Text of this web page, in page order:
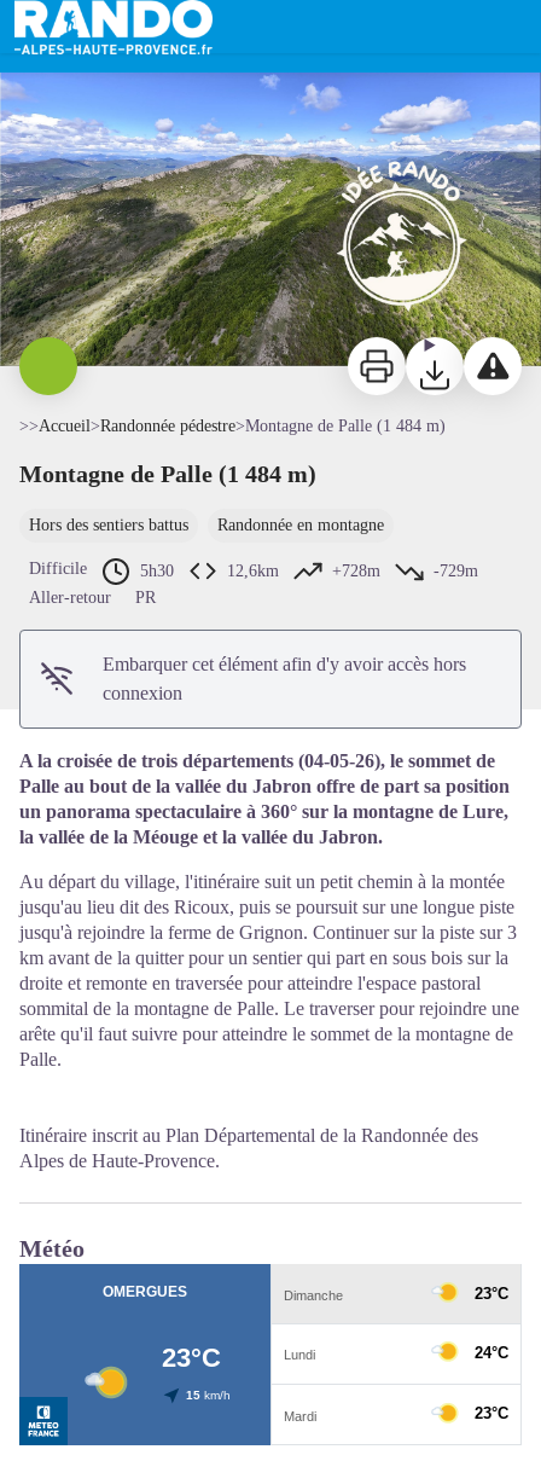
Montagne de Palle (1 484 m)
Montagne de Palle - CD04
ImprimerTéléchargerSignaler
>>Accueil>Randonnée pédestre>Montagne de Palle (1 484 m)
Montagne de Palle (1 484 m)
Hors des sentiers battus Randonnée en montagne
Difficile 5h30 12,6km +728m
-729m
Aller-retour
PR
Embarquer cet élément afin d'y avoir accès hors
connexion
A la croisée de trois départements (04-05-26), le sommet de
Palle au bout de la vallée du Jabron offre de part sa position
un panorama spectaculaire à 360° sur la montagne de Lure,
la vallée de la Méouge et la vallée du Jabron.
Au départ du village, l'itinéraire suit un petit chemin à la montée
jusqu'au lieu dit des Ricoux, puis se poursuit sur une longue piste
jusqu'à rejoindre la ferme de Grignon. Continuer sur la piste sur 3
km avant de la quitter pour un sentier qui part en sous bois sur la
droite et remonte en traversée pour atteindre l'espace pastoral
sommital de la montagne de Palle. Le traverser pour rejoindre une
arête qu'il faut suivre pour atteindre le sommet de la montagne de
Palle.
Itinéraire inscrit au Plan Départemental de la Randonnée des
Alpes de Haute-Provence.
Météo